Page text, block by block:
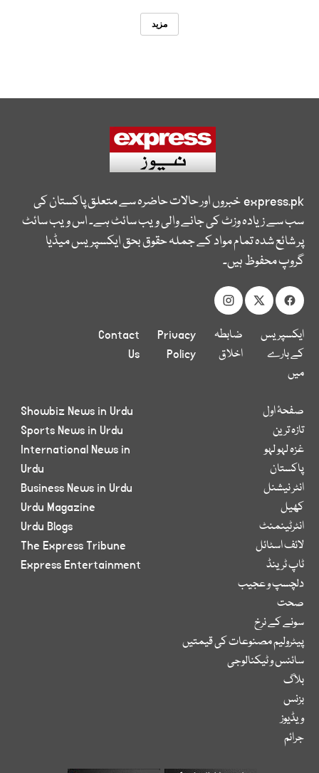
مزید
express.pkخبروں اور حالات حاضرہ سے متعلق پاکستان کی
سب سے زیادہ وزٹ کی جانے والی ویب سائٹ ہے۔ اس ویب سائٹ
پر شائع شدہ تمام مواد کے جملہ حقوق بحق ایکسپریس میڈیا
گروپ محفوظ ہیں۔
ایکسپریس
کے بارے
میں
ضابطہ
اخلاق
Privacy
Policy
Contact
Us
صفحۂ اول
تازہ ترین
غزہ لہو لہو
پاکستان
انٹر نیشنل
کھیل
انٹرٹینمنٹ
لائف اسٹائل
ٹاپ ٹرینڈ
دلچسپ و عجیب
صحت
سونے کے نرخ
پیٹرولیم مصنوعات کی قیمتیں
سائنس و ٹیکنالوجی
بلاگ
بزنس
ویڈیوز
جرائم
Showbiz News in Urdu
Sports News in Urdu
International News in
Urdu
Business News in Urdu
Urdu Magazine
Urdu Blogs
The Express Tribune
Express Entertainment